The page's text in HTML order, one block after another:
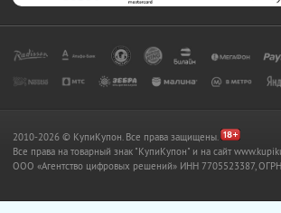
2010-2026 © КупиКупон. Все права защищены.
Все права на товарный знак "КупиКупон" и на сайт
OOO «Агентство цифровых решений» ИНН 7705523387,